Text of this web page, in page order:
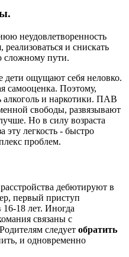
неудовлетворенность
реализоваться и снискать
сложному пути.
дети ощущают себя неловко.
самооценка. Поэтому,
алкоголь и наркотики. ПАВ
свободы, развязывают
Но в силу возраста
эту легкость - быстро
проблем.
дебютируют в
первый приступ
18 лет. Иногда
связаны с
следует обратить
и одновременно